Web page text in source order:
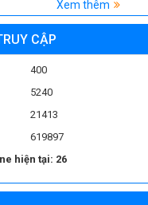
NHÀ CAO NHẤT VIỆT NAM
dựng những TRỤ CẦU
thi công cầu hiện đại
CÔNG XÂY DỰNG HỒ BƠI
mẫu bê tông
Xem thêm
CẬP
400
5240
21413
619897
hiện tại: 26